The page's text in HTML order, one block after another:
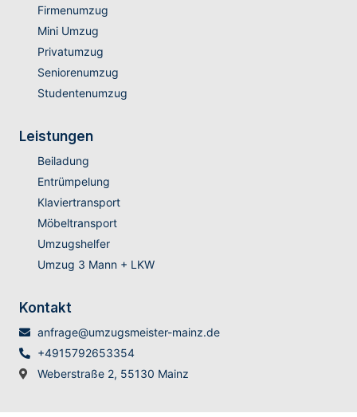
Firmenumzug
Mini Umzug
Privatumzug
Seniorenumzug
Studentenumzug
Leistungen
Beiladung
Entrümpelung
Klaviertransport
Möbeltransport
Umzugshelfer
Umzug 3 Mann + LKW
Kontakt
anfrage@umzugsmeister-mainz.de
+4915792653354
Weberstraße 2, 55130 Mainz